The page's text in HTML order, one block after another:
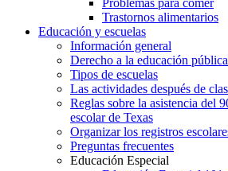
Trastornos alimentarios
Educación y escuelas
Información general
Derecho a la educación pública
Tipos de escuelas
Las actividades después de
Reglas sobre la asistencia del
escolar de Texas
Organizar los registros
Preguntas frecuentes
Educación Especial